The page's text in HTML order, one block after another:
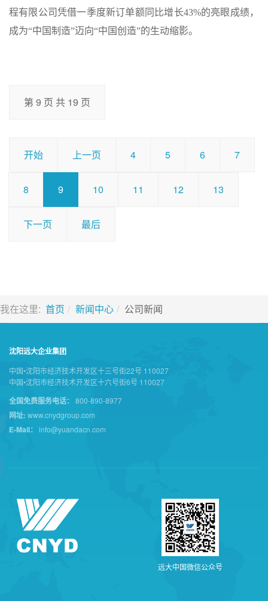
程有限公司凭借一季度新订单额同比增长43%的亮眼成绩，
成为“中国制造”迈向“中国创造”的生动缩影。
第 9 页 共 19 页
开始 上一页 4 5 6 7
8 9 10 11 12 13
下一页 最后
我在这里: 首页 新闻中心 公司新闻
沈阳远大企业集团
中国•沈阳市经济技术开发区十三号街22号 110027
中国•沈阳市经济技术开发区十六号街6号 110027
全国免费服务电话： 800-890-8977
网址: www.cnydgroup.com
E-Mail： info@yuandacn.com
远大中 国微信公众号